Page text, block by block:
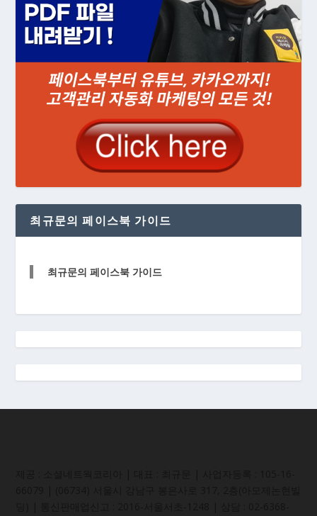
최규문의 페이스북 가이드
최규문의 페이스북 가이드